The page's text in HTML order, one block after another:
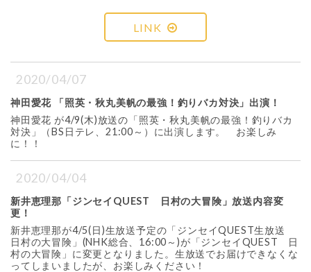
LINK
2020/04/07
神田愛花 「照英・秋丸美帆の最強！釣りバカ対決」出演！
神田愛花 が4/9(木)放送の「照英・秋丸美帆の最強！釣りバカ
対決」（BS日テレ、21:00～）に出演します。 お楽しみ
に！！
2020/04/04
新井恵理那「ジンセイQUEST 日村の大冒険」放送内容変
更！
新井恵理那が4/5(日)生放送予定の「ジンセイQUEST生放送
日村の大冒険」(NHK総合、16:00～)が「ジンセイQUEST 日
村の大冒険」に変更となりました。生放送でお届けできなくな
ってしまいましたが、お楽しみください！